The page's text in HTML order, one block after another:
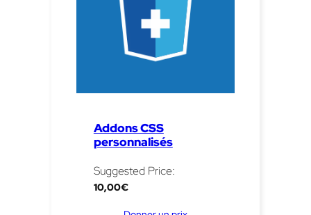
Addons CSS
personnalisés
Suggested Price:
10,00€